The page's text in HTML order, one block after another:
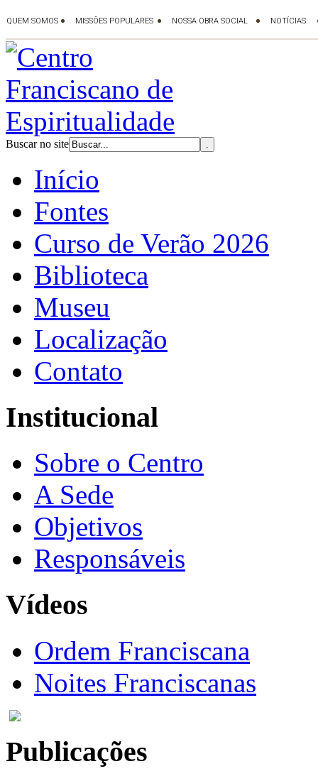
Buscar no site
Início
Fontes
Curso de Verão 2026
Biblioteca
Museu
Localização
Contato
Institucional
Sobre o Centro
A Sede
Objetivos
Responsáveis
Vídeos
Ordem Franciscana
Noites Franciscanas
Publicações